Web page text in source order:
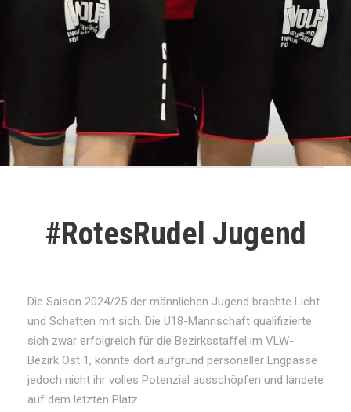
#RotesRudel Jugend
Die Saison 2024/25 der männlichen Jugend brachte Licht
und Schatten mit sich. Die U18-Mannschaft qualifizierte
sich zwar erfolgreich für die Bezirksstaffel im VLW-
Bezirk Ost 1, konnte dort aufgrund personeller Engpässe
jedoch nicht ihr volles Potenzial ausschöpfen und landete
auf dem letzten Platz.